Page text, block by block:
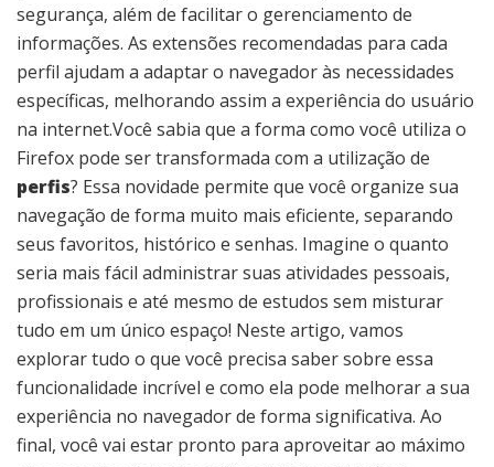
segurança, além de facilitar o gerenciamento de
informações. As extensões recomendadas para cada
perfil ajudam a adaptar o navegador às necessidades
específicas, melhorando assim a experiência do usuário
na internet.Você sabia que a forma como você utiliza o
Firefox pode ser transformada com a utilização de
perfis? Essa novidade permite que você organize sua
navegação de forma muito mais eficiente, separando
seus favoritos, histórico e senhas. Imagine o quanto
seria mais fácil administrar suas atividades pessoais,
profissionais e até mesmo de estudos sem misturar
tudo em um único espaço! Neste artigo, vamos
explorar tudo o que você precisa saber sobre essa
funcionalidade incrível e como ela pode melhorar a sua
experiência no navegador de forma significativa. Ao
final, você vai estar pronto para aproveitar ao máximo